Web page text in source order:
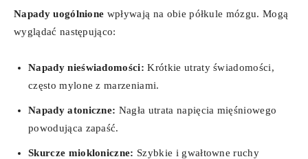
Napady uogólnione wpływają na obie półkule mózgu. Mogą
wyglądać następująco:
Napady nieświadomości: Krótkie utraty świadomości,
często mylone z marzeniami.
Napady atoniczne: Nagła utrata napięcia mięśniowego
powodująca zapaść.
Skurcze miokloniczne: Szybkie i gwałtowne ruchy